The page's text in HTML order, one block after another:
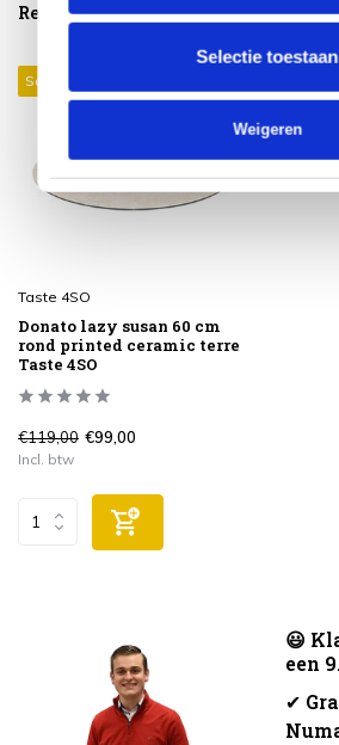
Selectie toestaan
Weigeren
Reeds bekeken
Sale 17%
Taste 4SO
Donato lazy susan 60 cm
rond printed ceramic terre
Taste 4SO
€119,00 €99,00
Incl. btw
😃
een
✔